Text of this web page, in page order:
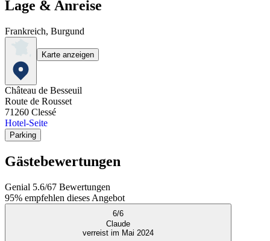
Lage & Anreise
Frankreich, Burgund
Karte anzeigen
Château de Besseuil
Route de Rousset
71260 Clessé
Hotel-Seite
Parking
Gästebewertungen
Genial 5.6/67 Bewertungen
95% empfehlen dieses Angebot
6/6
Claude
verreist im Mai 2024